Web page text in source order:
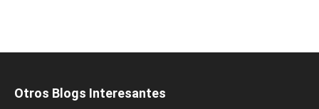
Otros Blogs Interesantes